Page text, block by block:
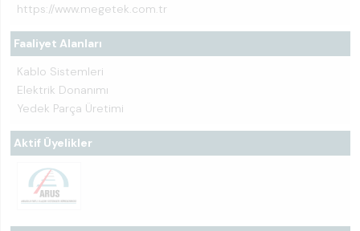
https://www.megetek.com.tr
Faaliyet Alanları
Kablo Sistemleri
Elektrik Donanımı
Yedek Parça Üretimi
Aktif Üyelikler